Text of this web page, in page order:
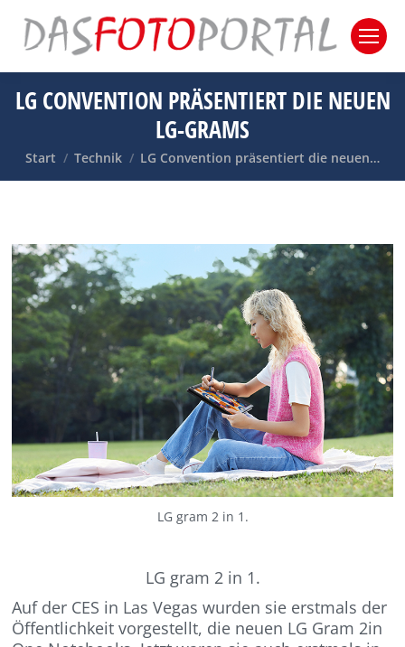
LG CONVENTION PRÄSENTIERT DIE NEUEN
LG-GRAMS
Sie befinden sich hier:
Start Technik LG Convention präsentiert die neuen…
LG gram 2 in 1.
LG gram 2 in 1.
Auf der CES in Las Vegas wurden sie erstmals der
Öffentlichkeit vorgestellt, die neuen LG Gram 2in